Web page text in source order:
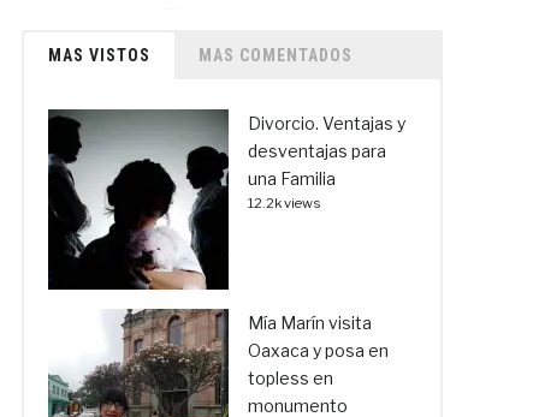
MAS VISTOS MAS COMENTADOS
Divorcio. Ventajas y
desventajas para
una Familia
12.2k views
Mía Marín visita
Oaxaca y posa en
topless en
monumento